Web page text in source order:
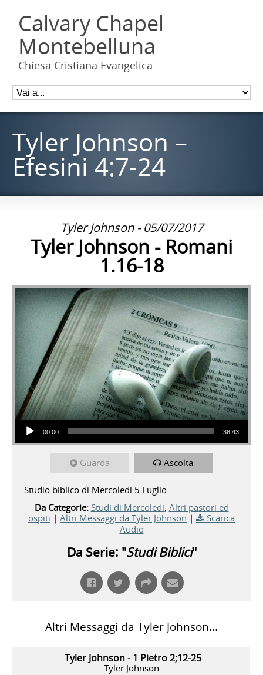
Calvary Chapel
Montebelluna
Chiesa Cristiana Evangelica
Tyler Johnson –
Efesini 4:7-24
Tyler Johnson - 05/07/2017
Tyler Johnson - Romani
1.16-18
Audio Player
00:00 38:43
Guarda Ascolta
Studio biblico di Mercoledi 5 Luglio
Da Categorie: Studi di Mercoledi, Altri pastori ed
ospiti | Altri Messaggi da Tyler Johnson |
Scarica
Audio
Da Serie: "Studi Biblici"
Altri Messaggi da Tyler Johnson...
Tyler Johnson - 1 Pietro 2;12-25
Tyler Johnson